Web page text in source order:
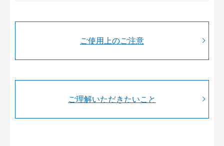
ご使用上のご注意
ご理解いただきたいこと